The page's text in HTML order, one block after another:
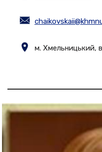
м. Хмельницький,